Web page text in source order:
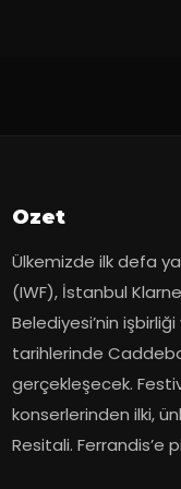
Ozet
Ülkemizde ilk defa
(IWF), İstanbul
Belediyesi’nin
tarihlerinde
gerçekleşecek.
konserlerinden ilki,
Resitali. Ferrandis’e